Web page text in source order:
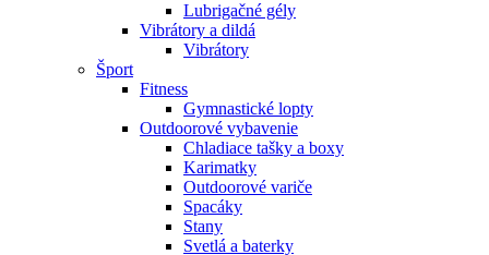
Lubrigačné gély
Vibrátory a dildá
Vibrátory
Šport
Fitness
Gymnastické lopty
Outdoorové vybavenie
Chladiace tašky a boxy
Karimatky
Outdoorové variče
Spacáky
Stany
Svetlá a baterky